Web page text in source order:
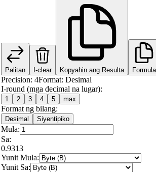
Palitan I-clear Kopyahin ang Resulta Formula
Precision: 4Format: Desimal
I-round (mga decimal na lugar):
1 2 3 4 5 max
Format ng bilang:
Desimal Siyentipiko
Mula:
Sa:
0.9313
Yunit Mula:
Yunit Sa: